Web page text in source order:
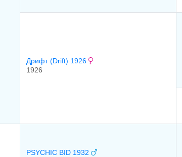
Дрифт (Drift) 1926
1926
PSYCHIC BID 1932